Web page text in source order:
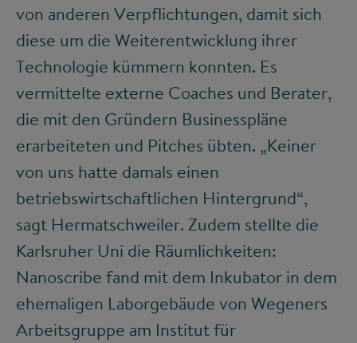
von anderen Verpflichtungen, damit sich
diese um die Weiterentwicklung ihrer
Technologie kümmern konnten. Es
vermittelte externe Coaches und Berater,
die mit den Gründern Businesspläne
erarbeiteten und Pitches übten. „Keiner
von uns hatte damals einen
betriebswirtschaftlichen Hintergrund“,
sagt Hermatschweiler. Zudem stellte die
Karlsruher Uni die Räumlichkeiten:
Nanoscribe fand mit dem Inkubator in dem
ehemaligen Laborgebäude von Wegeners
Arbeitsgruppe am Institut für